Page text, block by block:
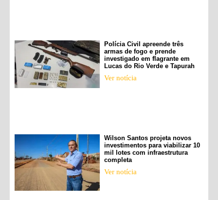
Polícia Civil apreende três
armas de fogo e prende
investigado em flagrante em
Lucas do Rio Verde e Tapurah
Ver notícia
Wilson Santos projeta novos
investimentos para viabilizar 10
mil lotes com infraestrutura
completa
Ver notícia